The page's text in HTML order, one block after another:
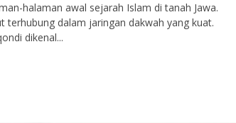
halaman awal sejarah Islam di tanah Jawa.
terhubung dalam jaringan dakwah yang kuat.
dikenal...